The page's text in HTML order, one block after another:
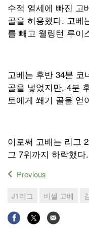
수적 열세에 빠진 고
골을 허용했다. 고베
를 빼고 웰링턴 루이
고베는 후반 34분 코
골을 넣었지만, 4분
토에게 쐐기 골을 얻
이로써 고배는 리그
그 7위까지 하락했다.
Previous
J1리그 비셀 고베